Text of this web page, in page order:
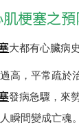
肌梗塞之預
大都有心臟病
高，平常疏於
發病急驟，來
瞬間變成亡魂。